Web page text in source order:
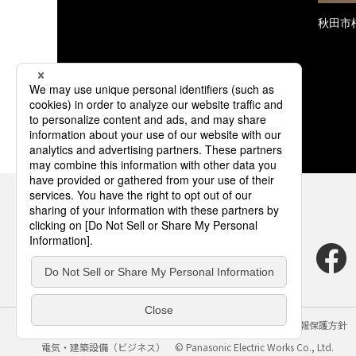
秋田市
サイトのご利用にあたって クッキーポリシー
個人情報保護方針
電気・建築設備（ビジネス）
© Panasonic Electric Works Co., Ltd.